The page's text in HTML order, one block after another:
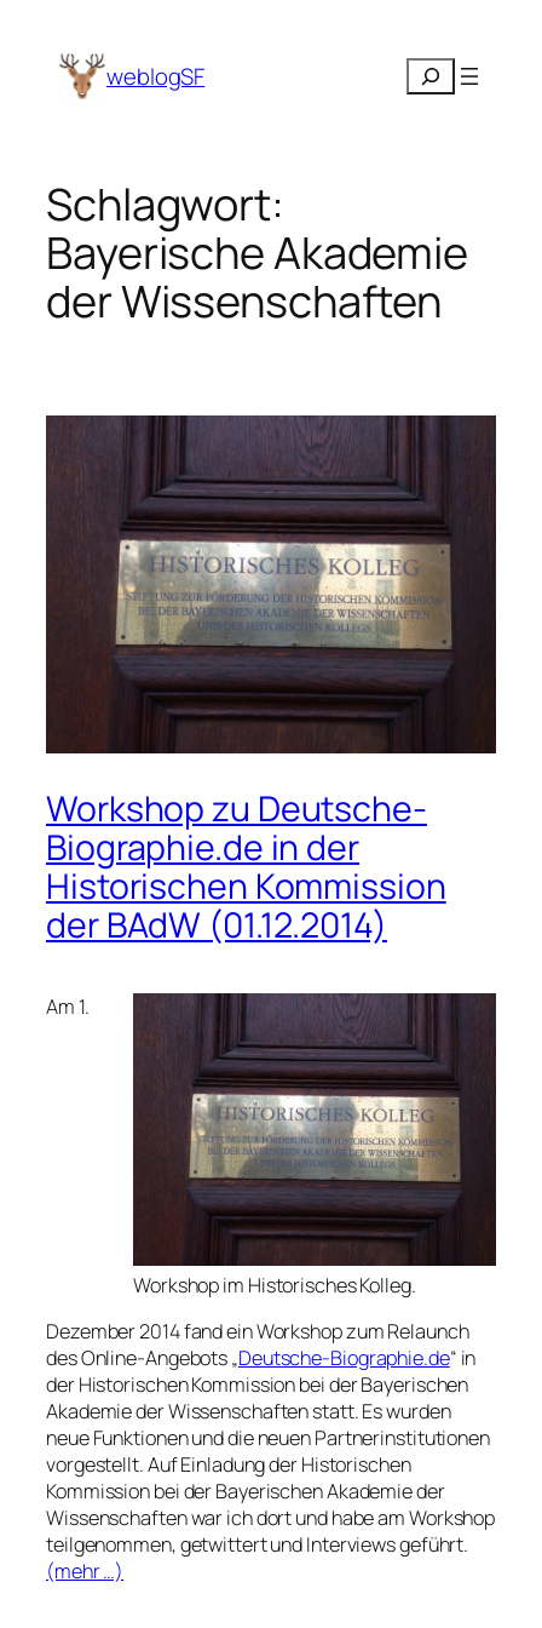
Inhalt
springen weblogSF Suchen
Schlagwort:
Bayerische Akademie
der Wissenschaften
Workshop zu Deutsche-
Biographie.de in der
Historischen Kommission
der BAdW (01.12.2014)
Workshop im Historisches Kolleg.
Am 1.
Dezember 2014 fand ein Workshop zum Relaunch
des Online-Angebots „Deutsche-Biographie.de“ in
der Historischen Kommission bei der Bayerischen
Akademie der Wissenschaften statt. Es wurden
neue Funktionen und die neuen Partnerinstitutionen
vorgestellt. Auf Einladung der Historischen
Kommission bei der Bayerischen Akademie der
Wissenschaften war ich dort und habe am Workshop
teilgenommen, getwittert und Interviews geführt.
(mehr …)